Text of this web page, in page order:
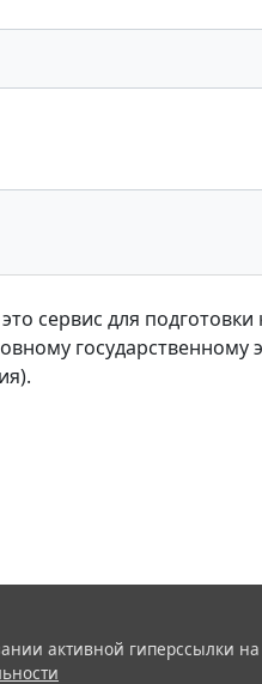
сервис для
активной гиперссылки